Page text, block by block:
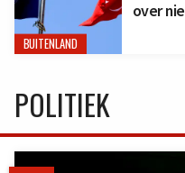
BUITENLAND
over
POLITIEK